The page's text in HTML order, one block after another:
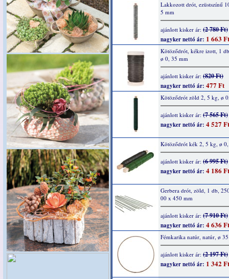
Lakkozott drót, ezüstszínű
5 mm
ajánlott kisker ár: (2 780 Ft)
nagyker nettó ár: 1 663 Ft
Kötöződrót, kékre izott, 1
ø 0, 35 mm
ajánlott kisker ár: (820 Ft)
nagyker nettó ár: 477 Ft
Kötöződrót zöld 2, 5 kg, ø
ajánlott kisker ár: (7 565 Ft)
nagyker nettó ár: 4 527 Ft
Kötöződrót kék 2, 5 kg, ø
ajánlott kisker ár: (6 995 Ft)
nagyker nettó ár: 4 186 Ft
Gerbera drót, zöld, 1 db,
00 x 450 mm
ajánlott kisker ár: (7 910 Ft)
nagyker nettó ár: 4 636 Ft
Fémkarika natúr, natúr, ø
ajánlott kisker ár: (2 197 Ft)
nagyker nettó ár: 1 342 Ft